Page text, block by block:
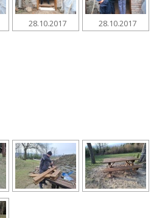
28.10.2017 28.10.2017